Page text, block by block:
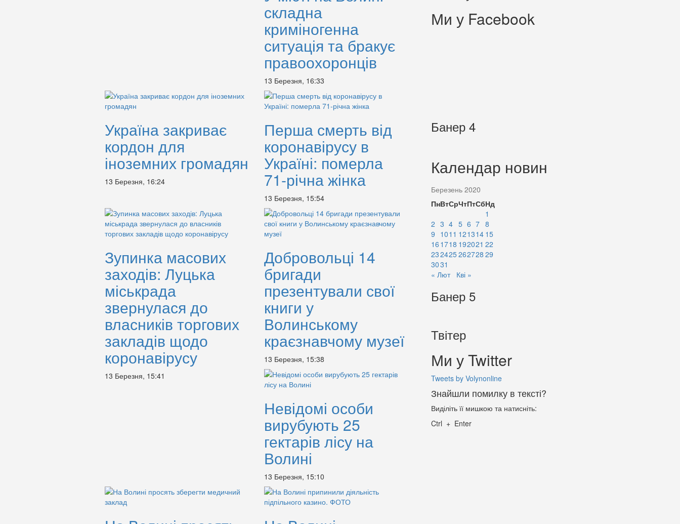
складна
криміногенна
ситуація та бракує
правоохоронців
13 Березня, 16:33
Україна закриває
кордон для
іноземних громадян
13 Березня, 16:24
Перша смерть від
коронавірусу в
Україні: померла
71-річна жінка
13 Березня, 15:54
Зупинка масових
заходів: Луцька
міськрада
звернулася до
власників торгових
закладів щодо
коронавірусу
13 Березня, 15:41
Добровольці 14
бригади
презентували свої
книги у
Волинському
краєзнавчому музеї
13 Березня, 15:38
Невідомі особи
вирубують 25
гектарів лісу на
Волині
13 Березня, 15:10
Ми у Facebook
Банер 4
Календар новин
Березень 2020
ПнВтСрЧтПтСбНд
1
2 3 4 5 6 7 8
9 1011 121314 15
16 1718 192021 22
232425262728 29
3031
« Лют
Кві »
Банер 5
Твітер
Ми у Twitter
Tweets by Volynonline
Знайшли помилку в тексті?
Виділіть її мишкою та натисніть:
Ctrl + Enter